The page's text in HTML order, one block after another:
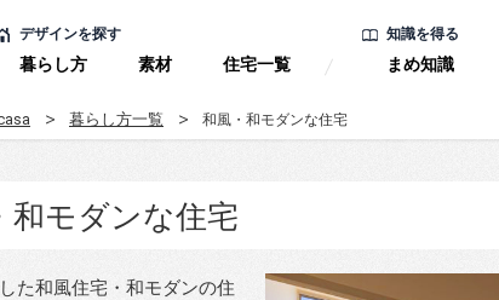
デザインを探す
暮らし方 素材 住宅一覧
知識を得る
まめ知識
暮らし方一覧 和風・和モダンな住宅
和モダンな住宅
た和風住宅・和モダンの住